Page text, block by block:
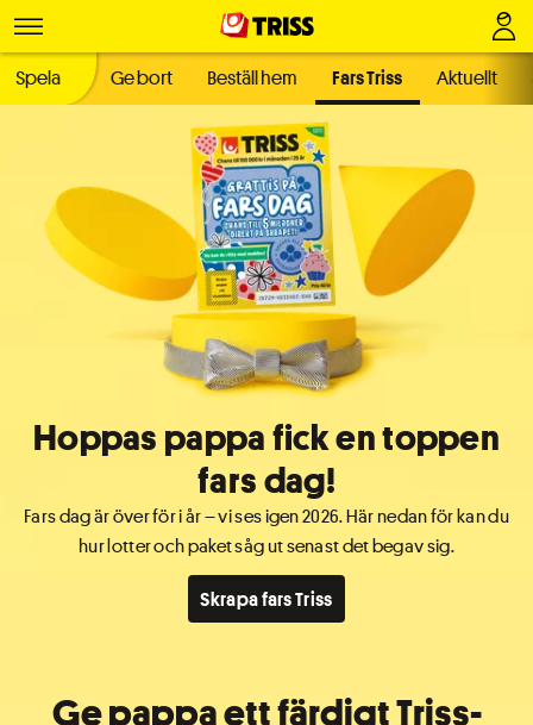
Spela Ge bort Beställ hem Fars Triss Aktuellt
Hoppas pappa fick en toppen
fars dag!
Fars dag är över för i år – vi ses igen 2026. Här nedan för kan du
hur lotter och paket såg ut senast det begav sig.
Skrapa fars Triss
Ge pappa ett färdigt Triss-